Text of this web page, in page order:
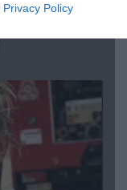
Privacy Policy